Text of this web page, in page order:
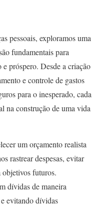
pessoais, exploramos uma
fundamentais para
próspero. Desde a criação
e controle de gastos
para o inesperado, cada
na construção de uma vida
um orçamento realista
rastrear despesas, evitar
objetivos futuros.
dívidas de maneira
evitando dívidas